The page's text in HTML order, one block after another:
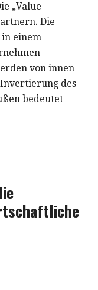
„Value
Die
einem
von innen
des
bedeutet